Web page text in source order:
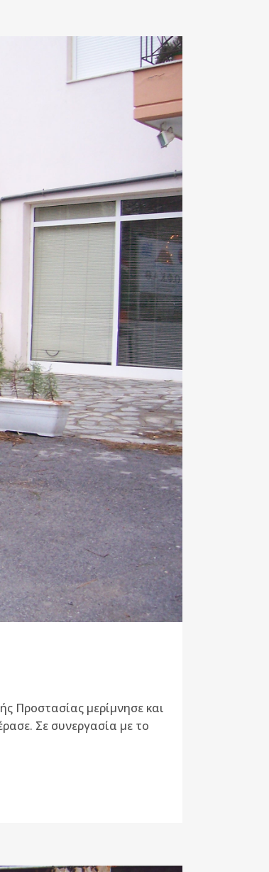
Προστασίας μερίμνησε και
Σε συνεργασία με το